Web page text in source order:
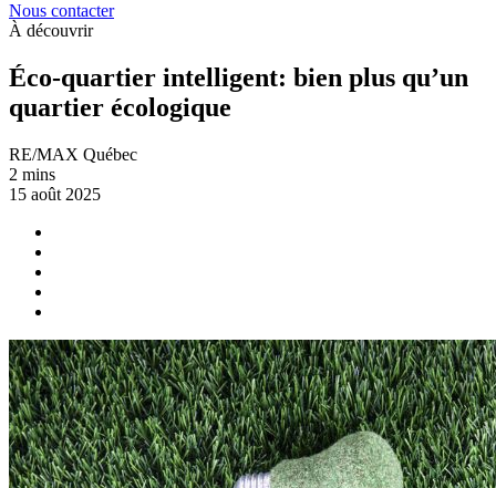
Nous contacter
À découvrir
Éco-quartier intelligent: bien plus qu’un
quartier écologique
RE/MAX Québec
2 mins
15 août 2025